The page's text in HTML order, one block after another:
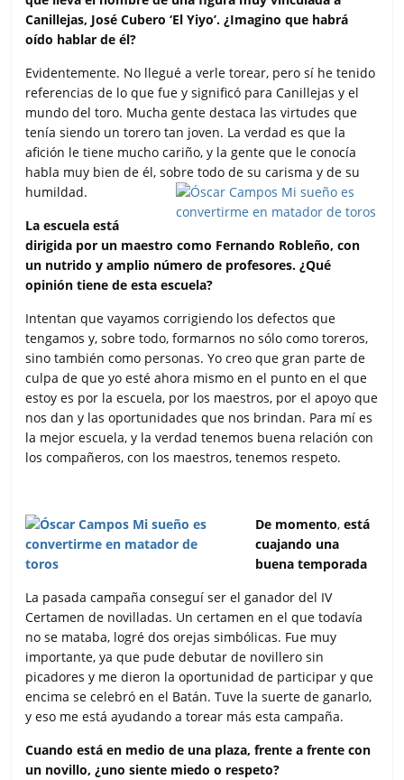
Canillejas, José Cubero ‘El Yiyo’. ¿Imagino que habrá
oído hablar de él?
Evidentemente. No llegué a verle torear, pero sí he tenido
referencias de lo que fue y significó para Canillejas y el
mundo del toro. Mucha gente destaca las virtudes que
tenía siendo un torero tan joven. La verdad es que la
afición le tiene mucho cariño, y la gente que le conocía
habla muy bien de él, sobre todo de su carisma y de su
humildad.
La escuela está
dirigida por un maestro como Fernando Robleño, con
un nutrido y amplio número de profesores. ¿Qué
opinión tiene de esta escuela?
Intentan que vayamos corrigiendo los defectos que
tengamos y, sobre todo, formarnos no sólo como toreros,
sino también como personas. Yo creo que gran parte de
culpa de que yo esté ahora mismo en el punto en el que
estoy es por la escuela, por los maestros, por el apoyo que
nos dan y las oportunidades que nos brindan. Para mí es
la mejor escuela, y la verdad tenemos buena relación con
los compañeros, con los maestros, tenemos respeto.
De momento, está
cuajando una
buena temporada
La pasada campaña conseguí ser el ganador del IV
Certamen de novilladas. Un certamen en el que todavía
no se mataba, logré dos orejas simbólicas. Fue muy
importante, ya que pude debutar de novillero sin
picadores y me dieron la oportunidad de participar y que
encima se celebró en el Batán. Tuve la suerte de ganarlo,
y eso me está ayudando a torear más esta campaña.
Cuando está en medio de una plaza, frente a frente con
un novillo, ¿uno siente miedo o respeto?